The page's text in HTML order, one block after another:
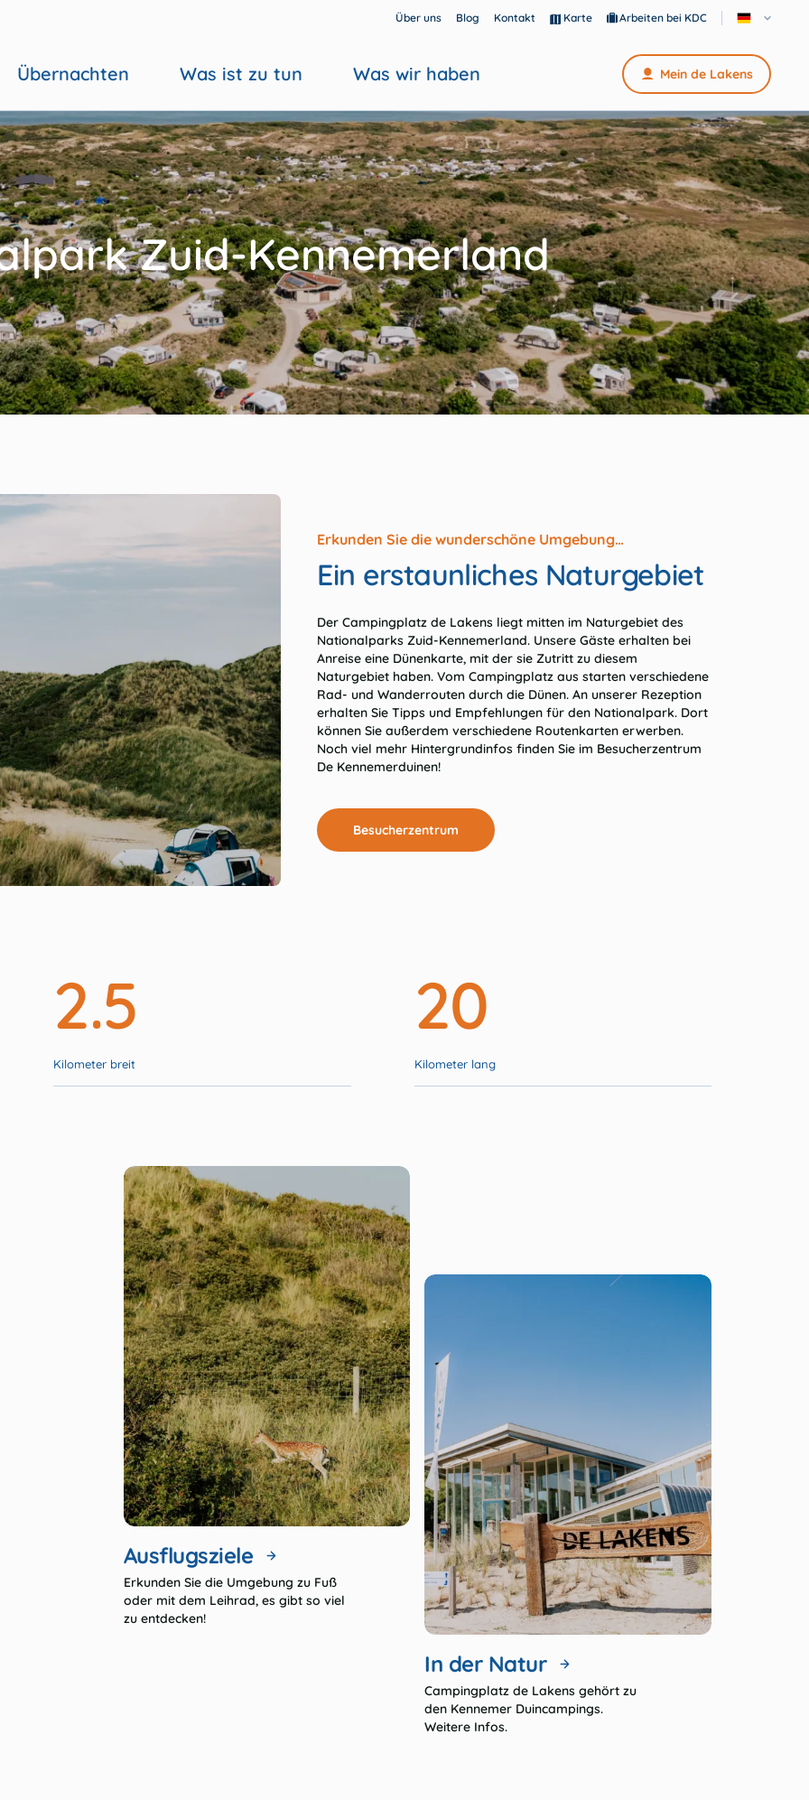
Über uns Blog Kontakt Karte Arbeiten bei KDC
Mein de Lakens
Übernachten Was ist zu tun Was wir haben
Zuid-Kennemerland
Erkunden Sie die wunderschöne Umgebung…
Ein erstaunliches Naturgebiet
Der Campingplatz de Lakens liegt mitten im Naturgebiet des
Nationalparks Zuid-Kennemerland. Unsere Gäste erhalten bei
Anreise eine Dünenkarte, mit der sie Zutritt zu diesem
Naturgebiet haben. Vom Campingplatz aus starten verschiedene
Rad- und Wanderrouten durch die Dünen. An unserer Rezeption
erhalten Sie Tipps und Empfehlungen für den Nationalpark. Dort
können Sie außerdem verschiedene Routenkarten erwerben.
Noch viel mehr Hintergrundinfos finden Sie im Besucherzentrum
De Kennemerduinen!
Besucherzentrum
2.5
Kilometer breit
20
Kilometer lang
Ausflugsziele
Erkunden Sie die Umgebung zu Fuß
oder mit dem Leihrad, es gibt so viel
zu entdecken!
In der Natur
Campingplatz de Lakens gehört zu
den Kennemer Duincampings.
Weitere Infos.